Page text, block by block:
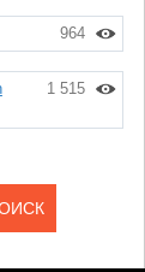
964
1 515